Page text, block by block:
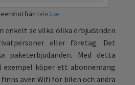
från tele2.se
enkelt se vilka olika erbjudanden
eller företag. Det
paketerbjudanden. Med detta
köper ett abonnemang
även Wifi för bilen och andra